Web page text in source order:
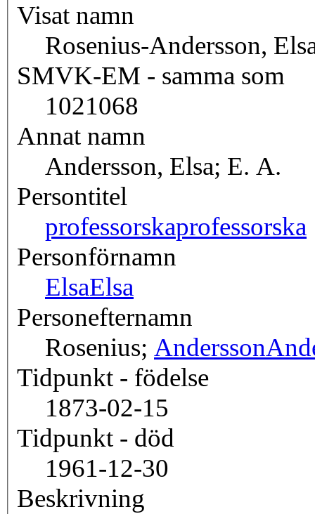
Visat namn
Rosenius-Andersson,
SMVK-EM - samma som
1021068
Annat namn
Andersson, Elsa; E. A.
Persontitel
professorskaprofessorska
Personförnamn
ElsaElsa
Personefternamn
Rosenius; Andersson
Tidpunkt - födelse
1873-02-15
Tidpunkt - död
1961-12-30
Beskrivning